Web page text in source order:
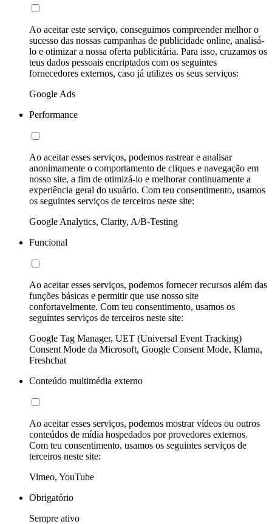
Ao aceitar este serviço, conseguimos compreender melhor o
sucesso das nossas campanhas de publicidade online, analisá-
lo e otimizar a nossa oferta publicitária. Para isso, cruzamos os
teus dados pessoais encriptados com os seguintes
fornecedores externos, caso já utilizes os seus serviços:
Google Ads
Performance
Ao aceitar esses serviços, podemos rastrear e analisar
anonimamente o comportamento de cliques e navegação em
nosso site, a fim de otimizá-lo e melhorar continuamente a
experiência geral do usuário. Com teu consentimento, usamos
os seguintes serviços de terceiros neste site:
Google Analytics, Clarity, A/B-Testing
Funcional
Ao aceitar esses serviços, podemos fornecer recursos além das
funções básicas e permitir que use nosso site
confortavelmente. Com teu consentimento, usamos os
seguintes serviços de terceiros neste site:
Google Tag Manager, UET (Universal Event Tracking)
Consent Mode da Microsoft, Google Consent Mode, Klarna,
Freshchat
Conteúdo multimédia externo
Ao aceitar esses serviços, podemos mostrar vídeos ou outros
conteúdos de mídia hospedados por provedores externos.
Com teu consentimento, usamos os seguintes serviços de
terceiros neste site:
Vimeo, YouTube
Obrigatório
Sempre ativo